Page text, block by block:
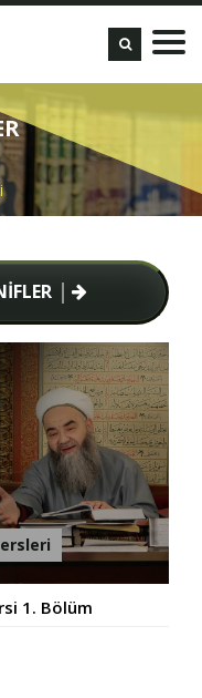
1. Bölüm